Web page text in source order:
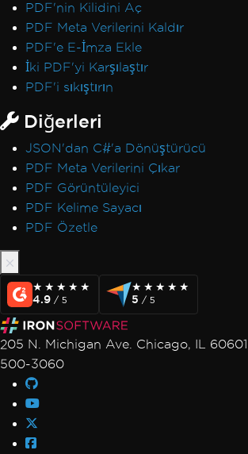
PDF'nin Kilidini Aç
PDF Meta Verilerini Kaldır
PDF'e E-İmza Ekle
İki PDF'yi Karşılaştır
PDF'i sıkıştırın
Diğerleri
JSON'dan C#'a Dönüştürücü
PDF Meta Verilerini Çıkar
PDF Görüntüleyici
PDF Kelime Sayacı
PDF Özetle
★★★★★
★★★★★
4.9 / 5
★★★★★
★★★★★
5 / 5
205 N. Michigan Ave. Chicago, IL
500-3060